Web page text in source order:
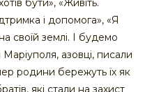
бути», «Живіть.
і допомога», «Я
своїй землі. І будемо
азовці, писали
родини бережуть їх як
які стали на захист